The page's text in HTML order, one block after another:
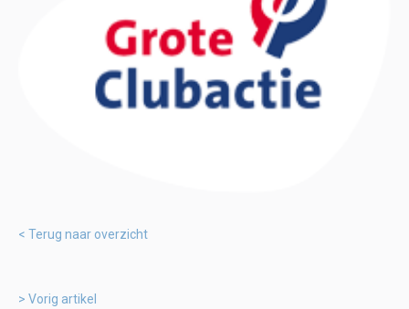
Terug naar overzicht
Vorig artikel